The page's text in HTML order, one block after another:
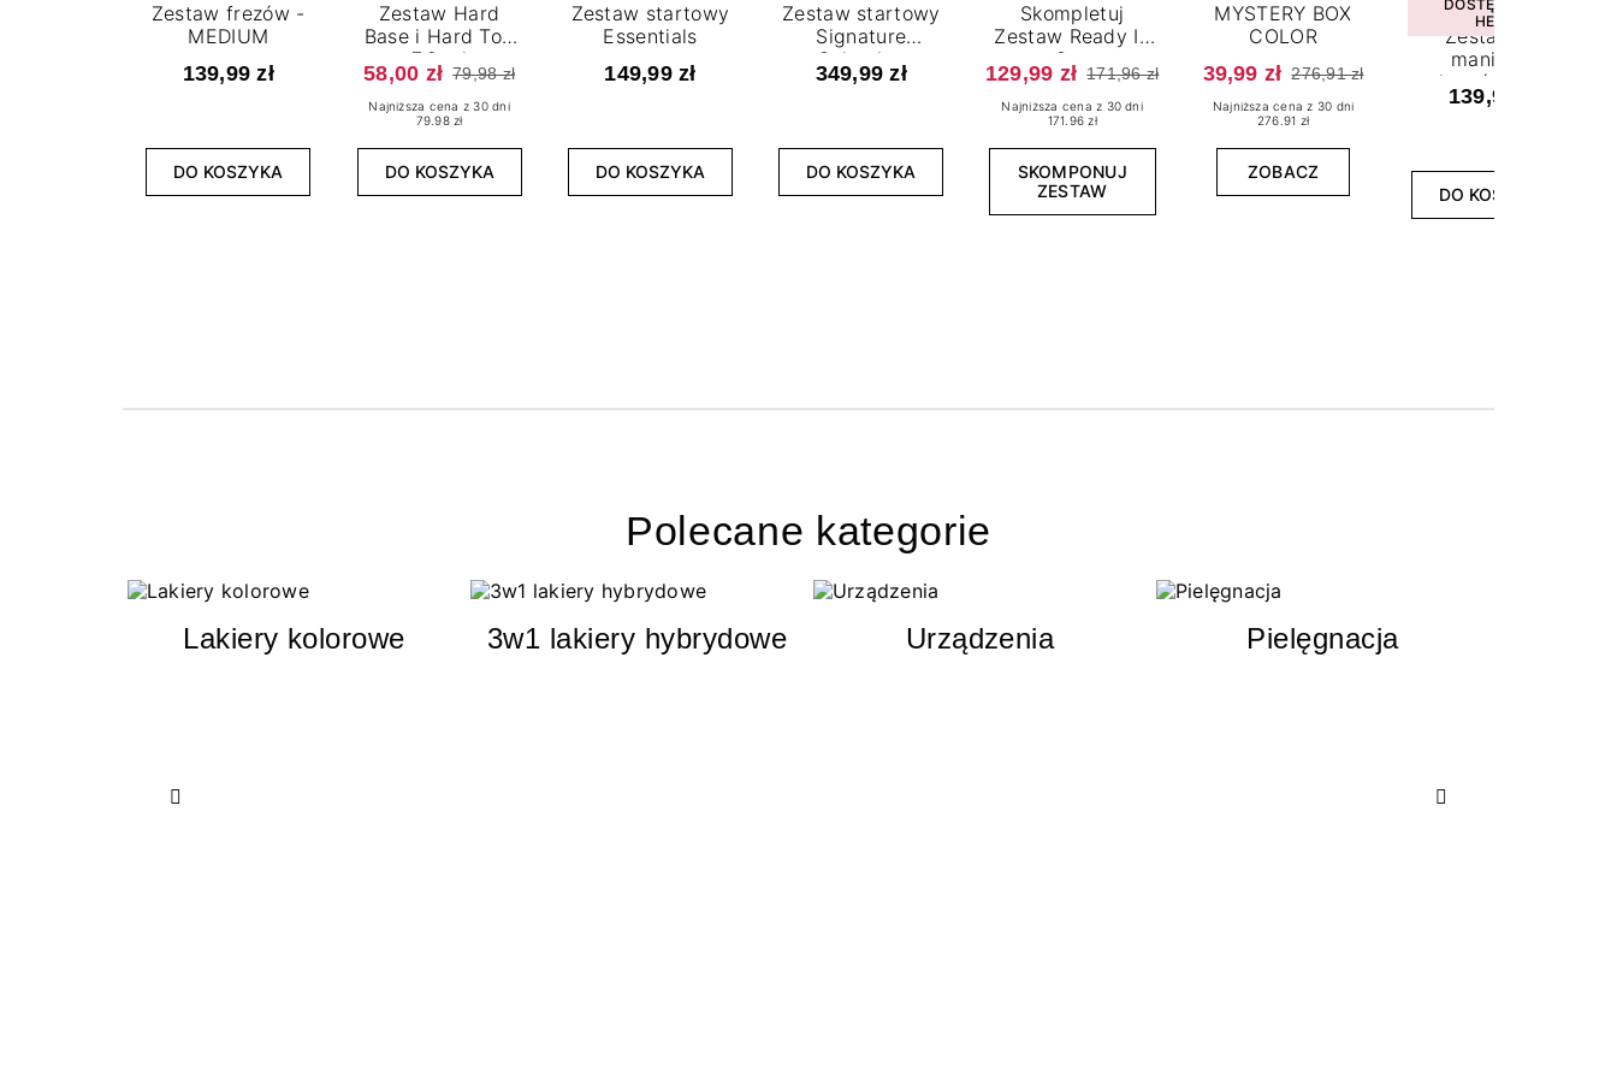
Zestaw frezów -
MEDIUM
139,99 zł
DO KOSZYKA
Zestaw Hard
Base i Hard Top
7,2 ml
58,00 zł 79,98 zł
Najniższa cena z 30 dni
79.98 zł
DO KOSZYKA
Zestaw startowy
Essentials
149,99 zł
DO KOSZYKA
Zestaw startowy
Signature
Selection
349,99 zł
DO KOSZYKA
Skompletuj
Zestaw Ready In
One
129,99 zł 171,96 zł
Najniższa cena z 30 dni
171.96 zł
SKOMPONUJ
ZESTAW
MYSTERY BOX
COLOR
39,99 zł 276,91 zł
Najniższa cena z 30 dni
276.91 zł
ZOBACZ
DOSTĘPNY W
HEBE
Zestaw do
manicure
japońskiego
139,99 zł
DO KOSZYKA
Polecane kategorie
Lakiery kolorowe 3w1 lakiery hybrydowe Urządzenia Pielęgnacja